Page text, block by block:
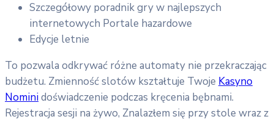
Szczegółowy poradnik gry w najlepszych
internetowych Portale hazardowe
Edycje letnie
To pozwala odkrywać różne automaty nie przekraczając
budżetu. Zmienność slotów kształtuje Twoje Kasyno
Nominidoświadczenie podczas kręcenia bębnami.
Rejestracja sesji na żywo, Znalazłem się przy stole wraz z